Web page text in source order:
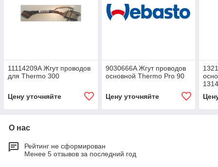
11114209A Жгут проводов
для Thermo 300
Цену уточняйте
9030666A Жгут проводов
основной Thermo Pro 90
Цену уточняйте
О нас
Рейтинг не сформирован
Менее 5 отзывов за последний год